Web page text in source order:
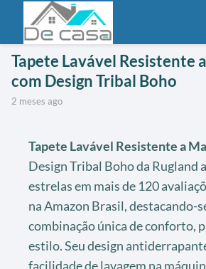
Tapete Lavável Resistente
com Design Tribal Boho
2 meses ago
Tapete Lavável Resistente a
Design Tribal Boho da Rugland
estrelas em mais de 120
na Amazon Brasil, destacando-
combinação única de conforto,
estilo. Seu design
facilidade de lavagem na